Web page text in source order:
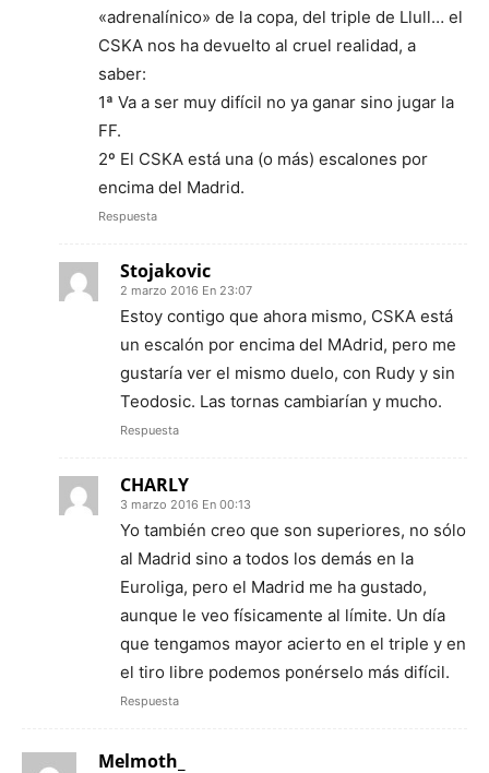
«adrenalínico» de la copa, del triple de Llull… el
CSKA nos ha devuelto al cruel realidad, a
saber:
1ª Va a ser muy difícil no ya ganar sino jugar la
FF.
2º El CSKA está una (o más) escalones por
encima del Madrid.
Respuesta
Stojakovic
2 marzo 2016 En 23:07
Estoy contigo que ahora mismo, CSKA está
un escalón por encima del MAdrid, pero me
gustaría ver el mismo duelo, con Rudy y sin
Teodosic. Las tornas cambiarían y mucho.
Respuesta
CHARLY
3 marzo 2016 En 00:13
Yo también creo que son superiores, no sólo
al Madrid sino a todos los demás en la
Euroliga, pero el Madrid me ha gustado,
aunque le veo físicamente al límite. Un día
que tengamos mayor acierto en el triple y en
el tiro libre podemos ponérselo más difícil.
Respuesta
Melmoth_